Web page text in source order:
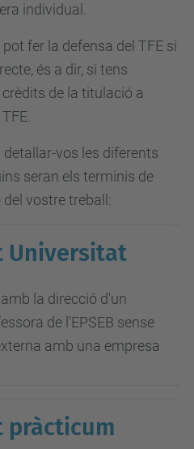
individual.
fer la defensa del TFE si
és a dir, si tens
de la titulació a
vos les diferents
seran els terminis de
vostre treball:
Universitat
la direcció d'un
de l'EPSEB sense
amb una empresa